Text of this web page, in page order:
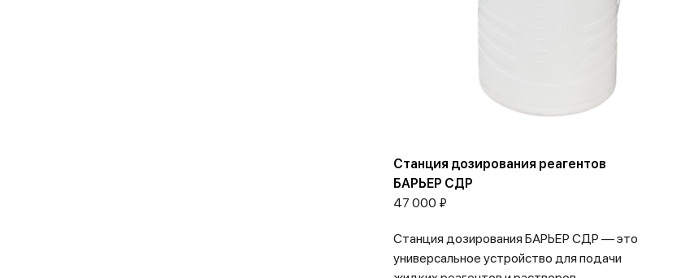
Станция дозирования реагентов
БАРЬЕР СДР
47 000 ₽
Станция дозирования БАРЬЕР СДР — это
универсальное устройство для подачи